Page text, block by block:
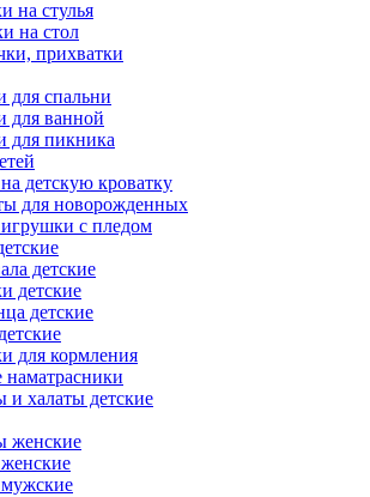
на стулья
на стол
прихватки
для спальни
для ванной
для пикника
детскую кроватку
для новорожденных
с пледом
детские
детские
детские
для кормления
наматрасники
халаты детские
женские